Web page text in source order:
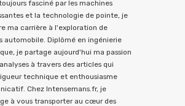
fasciné par les machines
et la technologie de pointe, je
ma carrière à l'exploration de
automobile. Diplômé en ingénierie
je partage aujourd'hui ma passion
à travers des articles qui
technique et enthousiasme
Chez Intensemans.fr, je
à vous transporter au cœur des